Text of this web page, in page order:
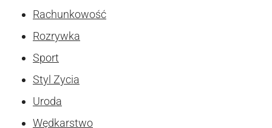
Rachunkowość
Rozrywka
Sport
Styl Zycia
Uroda
Wędkarstwo